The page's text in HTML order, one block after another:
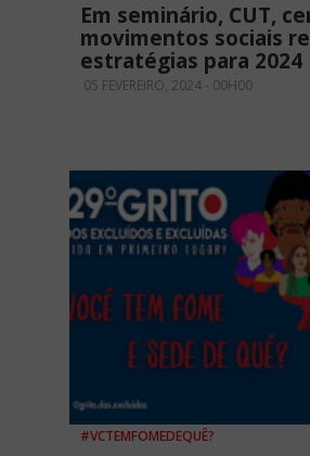
Em seminário, CUT,
movimentos sociais
estratégias para 2024
05 FEVEREIRO, 2024 - 00H00
#VCTEMFOMEDEQUÊ?